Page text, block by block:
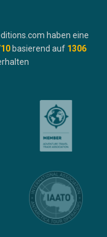
haben eine
basierend auf 1306